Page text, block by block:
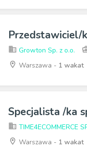
Przedstawiciel/
Growton Sp. z o.o.
Warszawa - 1 wakat
Specjalista /ka
TIME4ECOMMERCE
Warszawa - 1 wakat